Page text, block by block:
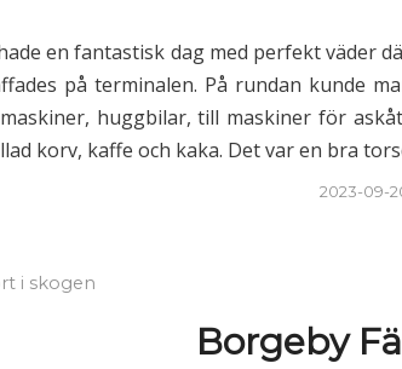
en fantastisk dag med perfekt väder
på terminalen. På rundan kunde
huggbilar, till maskiner för
korv, kaffe och kaka. Det var en bra
2023-09-
i skogen
Borgeby